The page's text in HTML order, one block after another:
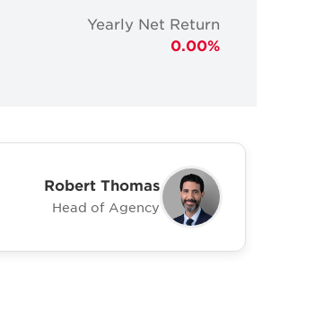
Yearly Net Return
0.00%
Robert Thomas
Head of Agency